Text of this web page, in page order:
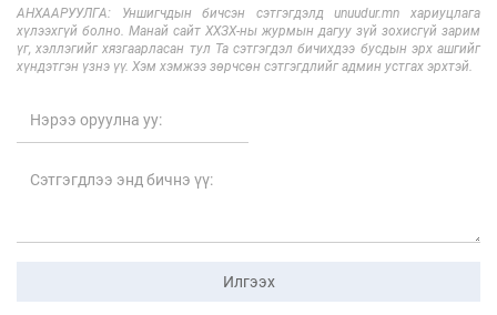
АНХААРУУЛГА: Уншигчдын бичсэн сэтгэгдэлд unuudur.mn хариуцлага
хүлээхгүй болно. Манай сайт ХХЗХ-ны журмын дагуу зүй зохисгүй зарим
үг, хэллэгийг хязгаарласан тул Та сэтгэгдэл бичихдээ бусдын эрх ашгийг
хүндэтгэн үзнэ үү. Хэм хэмжээ зөрчсөн сэтгэгдлийг админ устгах эрхтэй.
Илгээх